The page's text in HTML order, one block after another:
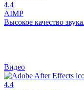
4.4
AIMP
Высокое качество
Видео
4.4